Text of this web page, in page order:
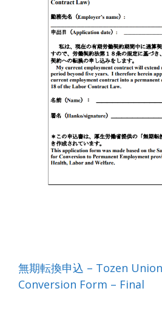
無期転換申込 – Tozen
Conversion Form – Final